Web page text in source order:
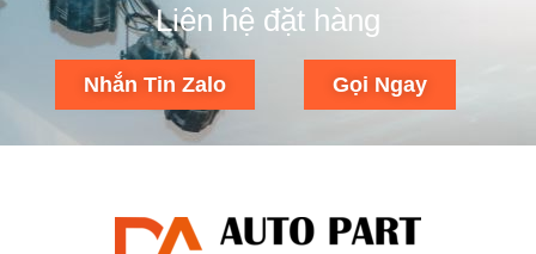
Liên hệ đặt hàng
Nhắn Tin Zalo Gọi Ngay